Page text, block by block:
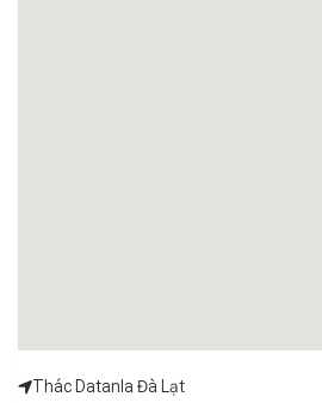
Thác Datanla Đà Lạt